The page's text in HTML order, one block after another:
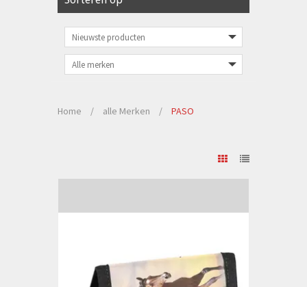
Home / alle Merken / PASO